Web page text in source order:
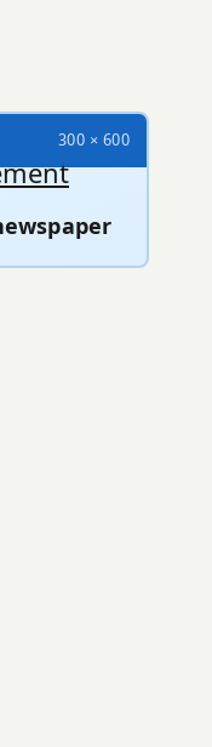
300 × 600